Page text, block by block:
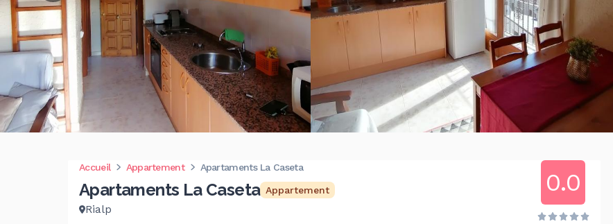
Accueil Appartement Apartaments La Caseta
Apartaments La Caseta Appartement
Rialp
0.0